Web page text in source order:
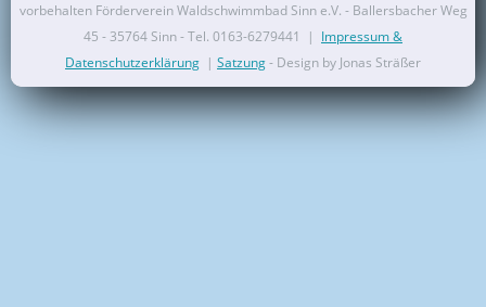
Kontakt
Mitglied werden
vorbehalten Förderverein Waldschwimmbad Sinn e.V. - Ballersbacher Weg
45 - 35764 Sinn - Tel. 0163-6279441 | Impressum &
Datenschutzerklärung | Satzung- Design by Jonas Sträßer